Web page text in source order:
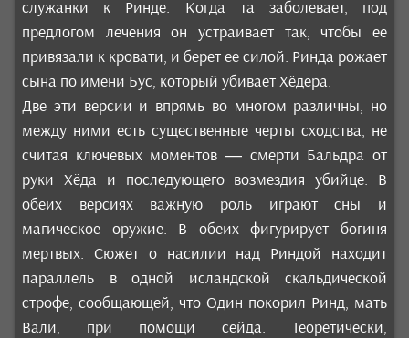
служанки к Ринде. Когда та заболевает, под
предлогом лечения он устраивает так, чтобы ее
привязали к кровати, и берет ее силой. Ринда рожает
сына по имени Бус, который убивает Хёдера.
Две эти версии и впрямь во многом различны, но
между ними есть существенные черты сходства, не
считая ключевых моментов — смерти Бальдра от
руки Хёда и последующего возмездия убийце. В
обеих версиях важную роль играют сны и
магическое оружие. В обеих фигурирует богиня
мертвых. Сюжет о насилии над Риндой находит
параллель в одной исландской скальдической
строфе, сообщающей, что Один покорил Ринд, мать
Вали, при помощи сейда. Теоретически,